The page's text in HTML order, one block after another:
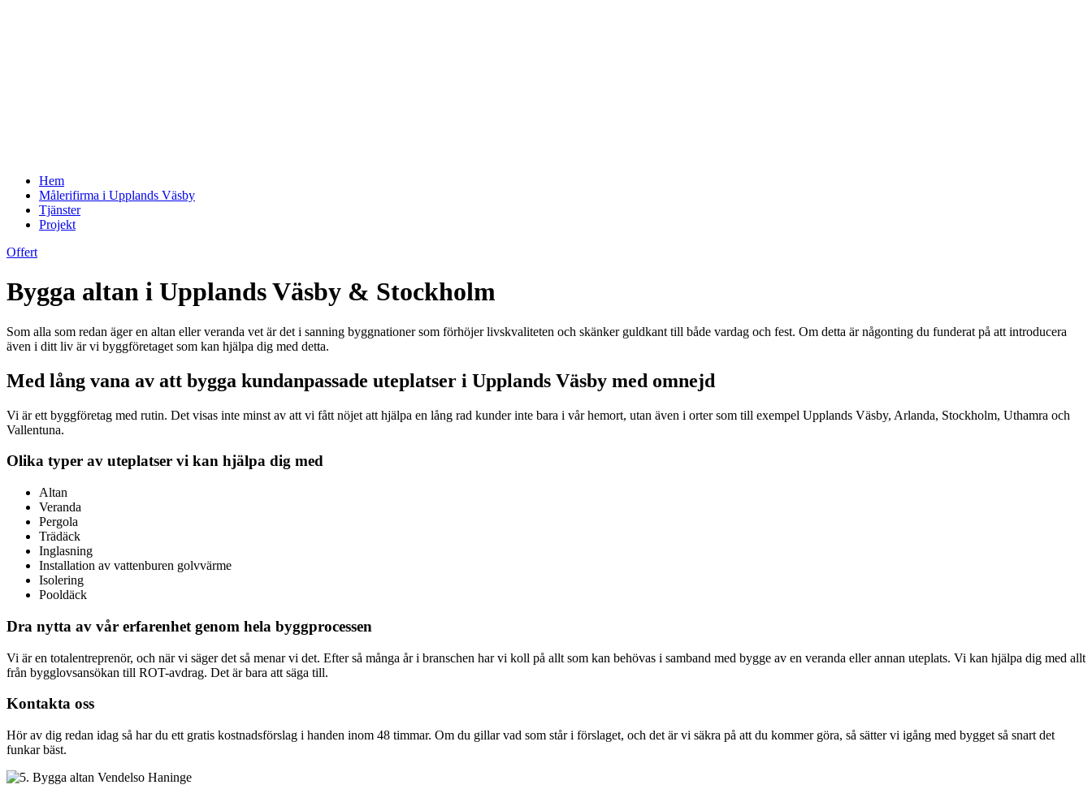
Hem
Målerifirma i Upplands Väsby
Tjänster
Projekt
Offert
Bygga altan i Upplands Väsby & Stockholm
Som alla som redan äger en altan eller veranda vet är det i sanning byggnationer som förhöjer livskvaliteten och skänker guldkant till både vardag och fest. Om detta är någonting du funderat på att introducera
även i ditt liv är vi byggföretaget som kan hjälpa dig med detta.
Med lång vana av att bygga kundanpassade uteplatser i Upplands Väsby med omnejd
Vi är ett byggföretag med rutin. Det visas inte minst av att vi fått nöjet att hjälpa en lång rad kunder inte bara i vår hemort, utan även i orter som till exempel Upplands Väsby, Arlanda, Stockholm, Uthamra och
Vallentuna.
Olika typer av uteplatser vi kan hjälpa dig med
Altan
Veranda
Pergola
Trädäck
Inglasning
Installation av vattenburen golvvärme
Isolering
Pooldäck
Dra nytta av vår erfarenhet genom hela byggprocessen
Vi är en totalentreprenör, och när vi säger det så menar vi det. Efter så många år i branschen har vi koll på allt som kan behövas i samband med bygge av en veranda eller annan uteplats. Vi kan hjälpa dig med allt
från bygglovsansökan till ROT-avdrag. Det är bara att säga till.
Kontakta oss
Hör av dig redan idag så har du ett gratis kostnadsförslag i handen inom 48 timmar. Om du gillar vad som står i förslaget, och det är vi säkra på att du kommer göra, så sätter vi igång med bygget så snart det
funkar bäst.